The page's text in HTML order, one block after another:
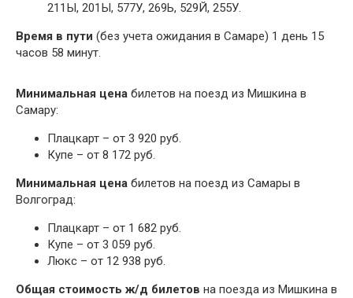
211Ы, 201Ы, 577У, 269Ь, 529Й, 255У.
Время в пути (без учета ожидания в Самаре) 1 день 15
часов 58 минут.
Минимальная цена билетов на поезд из Мишкина в
Самару:
Плацкарт – от 3 920 руб.
Купе – от 8 172 руб.
Минимальная цена билетов на поезд из Самары в
Волгоград:
Плацкарт – от 1 682 руб.
Купе – от 3 059 руб.
Люкс – от 12 938 руб.
Общая стоимость ж/д билетов на поезда из Мишкина в